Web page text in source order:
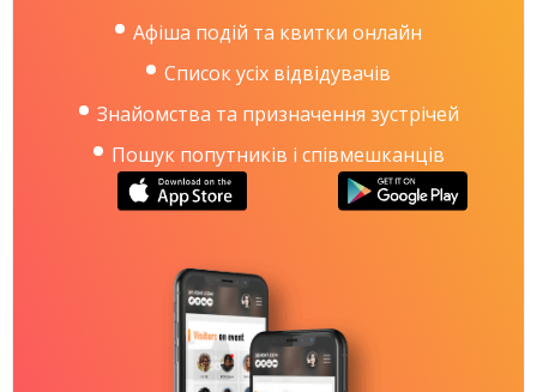
Афіша подій та квитки онлайн
Список усіх відвідувачів
Знайомства та призначення зустрічей
Пошук попутників і співмешканців